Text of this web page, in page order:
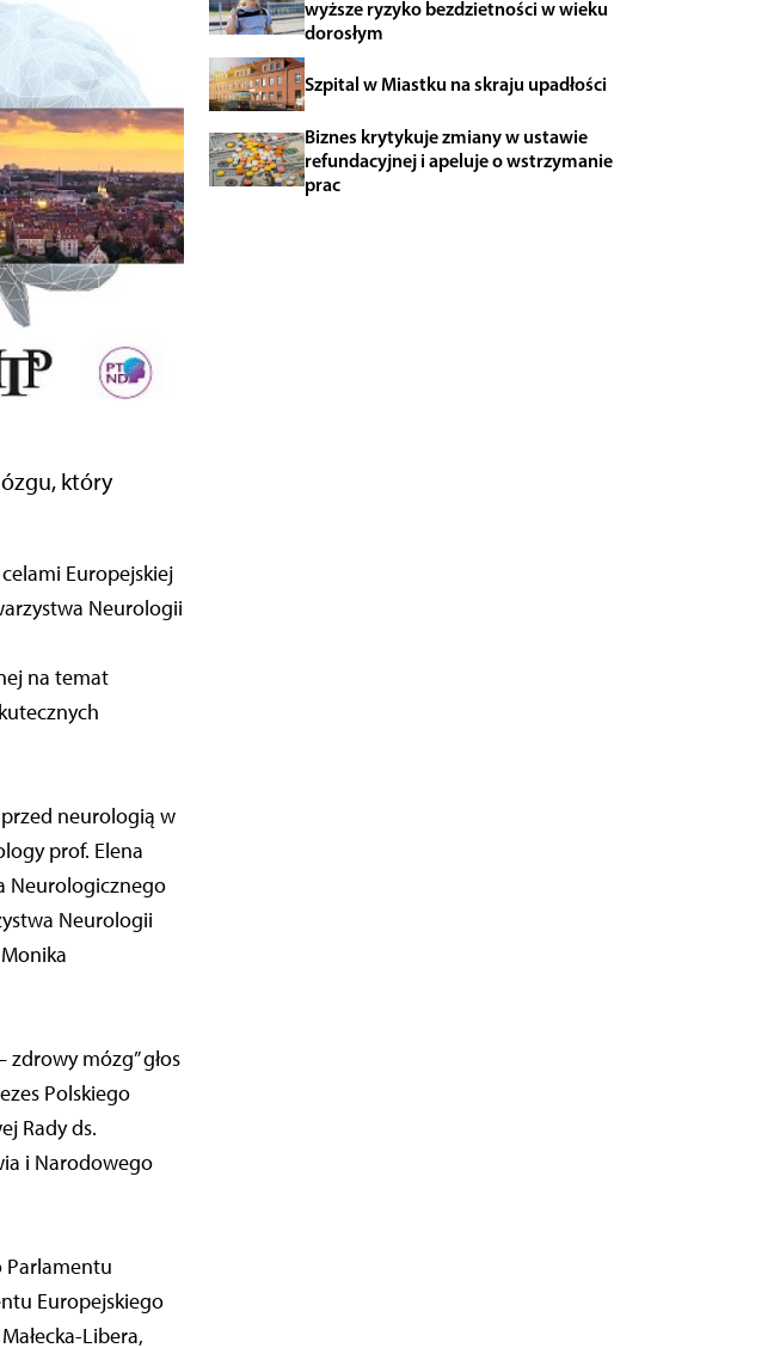
który
Europejskiej
Neurologii
na temat
neurologią w
prof. Elena
Neurologicznego
Neurologii
mózg” głos
Polskiego
Rady ds.
i Narodowego
Parlamentu
Europejskiego
Libera,
wyższe ryzyko bezdzietności w wieku
dorosłym
Szpital w Miastku na skraju upadłości
Biznes krytykuje zmiany w ustawie
refundacyjnej i apeluje o wstrzymanie
prac